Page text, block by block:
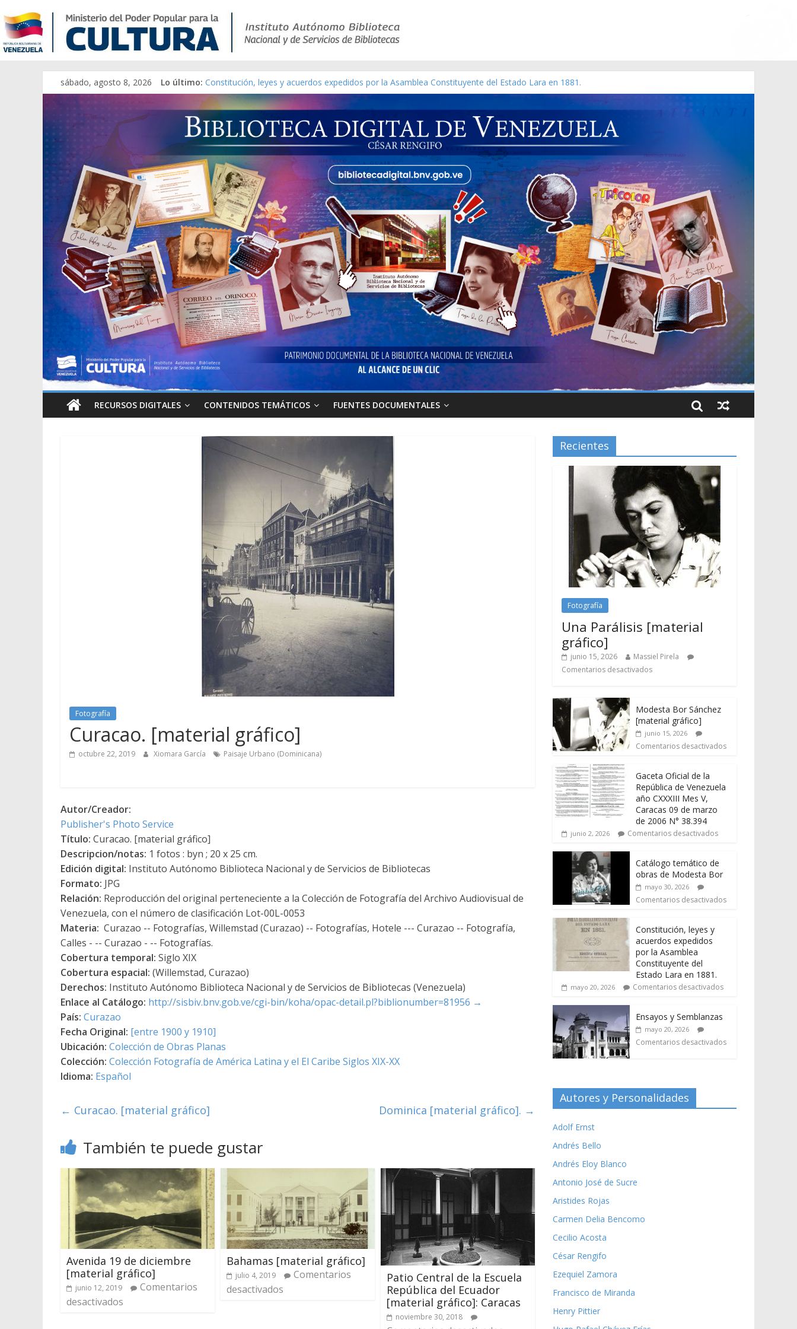
sábado, agosto 8, 2026 Lo último:
Catálogo temático de obras de Modesta Bor
Constitución, leyes y acuerdos expedidos por la Asamblea Constituyente del Estado Lara en 1881.
Una Parálisis [material gráfico]
Modesta Bor Sánchez [material gráfico]
Gaceta Oficial de la República de Venezuela año CXXXIII Mes V, Caracas 09 de marzo de 2006 N° 38.394
RECURSOS DIGITALES CONTENIDOS TEMÁTICOS FUENTES DOCUMENTALES
Fotografía
Curacao. [material gráfico]
octubre 22, 2019 Xiomara García Paisaje Urbano (Dominicana)
Autor/Creador:
Publisher's Photo Service
Título: Curacao. [material gráfico]
Descripcion/notas: 1 fotos : byn ; 20 x 25 cm.
Edición digital: Instituto Autónomo Biblioteca Nacional y de Servicios de Bibliotecas
Formato: JPG
Relación: Reproducción del original perteneciente a la Colección de Fotografía del Archivo Audiovisual de
Venezuela, con el número de clasificación Lot-00L-0053
Materia: Curazao -- Fotografías, Willemstad (Curazao) -- Fotografías, Hotele --- Curazao -- Fotografía,
Calles - -- Curazao - -- Fotografías.
Cobertura temporal: Siglo XIX
Cobertura espacial: (Willemstad, Curazao)
Derechos: Instituto Autónomo Biblioteca Nacional y de Servicios de Bibliotecas (Venezuela)
Enlace al Catálogo: http://sisbiv.bnv.gob.ve/cgi-bin/koha/opac-detail.pl?biblionumber=81956 →
País: Curazao
Fecha Original: [entre 1900 y 1910]
Ubicación: Colección de Obras Planas
Colección: Colección Fotografía de América Latina y el El Caribe Siglos XIX-XX
Idioma: Español
← Curacao. [material gráfico] Dominica [material gráfico]. →
También te puede gustar
Avenida 19 de diciembre
[material gráfico]
junio 12, 2019
Comentarios
desactivados
Bahamas [material gráfico]
julio 4, 2019
Comentarios
desactivados
Patio Central de la Escuela
República del Ecuador
[material gráfico]: Caracas
noviembre 30, 2018
Recientes
Fotografía
Una Parálisis [material
gráfico]
junio 15, 2026
Massiel Pirela
Comentarios desactivados
Modesta Bor Sánchez
[material gráfico]
junio 15, 2026
Comentarios desactivados
Gaceta Oficial de la
República de Venezuela
año CXXXIII Mes V,
Caracas 09 de marzo
de 2006 N° 38.394
junio 2, 2026 Comentarios desactivados
Catálogo temático de
obras de Modesta Bor
mayo 30, 2026
Comentarios desactivados
Constitución, leyes y
acuerdos expedidos
por la Asamblea
Constituyente del
Estado Lara en 1881.
mayo 20, 2026 Comentarios desactivados
Ensayos y Semblanzas
mayo 20, 2026
Comentarios desactivados
Autores y Personalidades
Adolf Ernst
Andrés Bello
Andrés Eloy Blanco
Antonio José de Sucre
Aristides Rojas
Carmen Delia Bencomo
Cecilio Acosta
César Rengifo
Ezequiel Zamora
Francisco de Miranda
Henry Pittier